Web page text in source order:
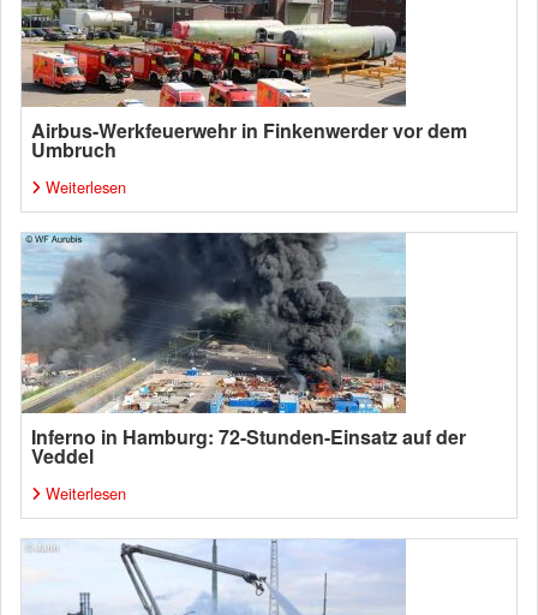
Airbus-Werkfeuerwehr in Finkenwerder vor dem
Umbruch
Weiterlesen
Inferno in Hamburg: 72-Stunden-Einsatz auf der
Veddel
Weiterlesen